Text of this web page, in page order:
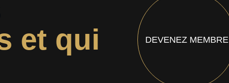
et qui
DEVENEZ MEMBRE